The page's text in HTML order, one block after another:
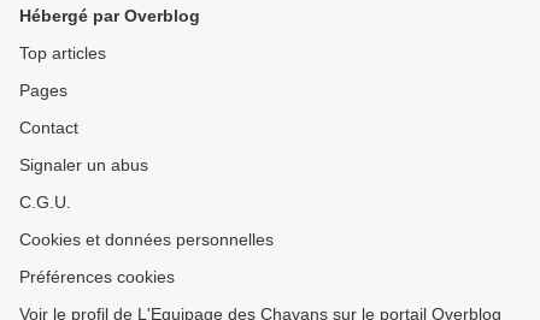
Hébergé par Overblog
Top articles
Pages
Contact
Signaler un abus
C.G.U.
Cookies et données personnelles
Préférences cookies
Voir le profil de L'Equipage des Chavans sur le portail Overblog